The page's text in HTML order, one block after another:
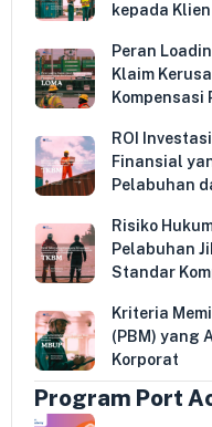
kepada
Peran
Klaim
Kompensasi
ROI
Finansial
Pelabuhan
Risiko
Pelabuhan
Standar
Kriteria
(PBM) yang
Korporat
Program Port